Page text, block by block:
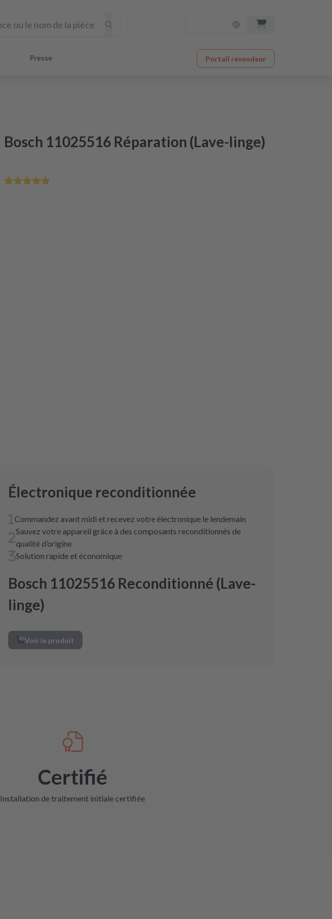
Presse Portail revendeur
Bosch 11025516 Réparation (Lave-linge)
Électronique reconditionnée
Commandez avant midi et recevez votre électronique le lendemain
Sauvez votre appareil grâce à des composants reconditionnés de
qualité d’origine
Solution rapide et économique
Bosch 11025516 Reconditionné (Lave-
linge)
Voir le produit
Certifié
Installation de traitement initiale certifiée